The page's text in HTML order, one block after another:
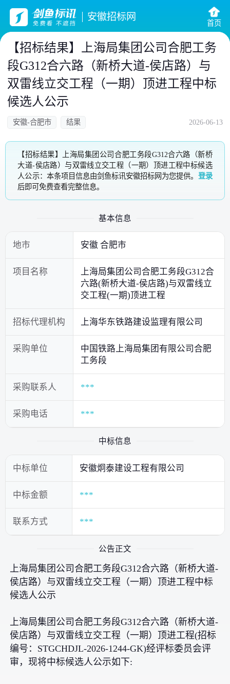
安徽招标网
首页
【招标结果】上海局集团公司合肥工务
段G312合六路（新桥大道-侯店路）与
双雷线立交工程（一期）顶进工程中标
候选人公示
安徽-合肥市 结果 2026-06-13
【招标结果】上海局集团公司合肥工务段G312合六路（新桥
大道-侯店路）与双雷线立交工程（一期）顶进工程中标候选
人公示：本条项目信息由剑鱼标讯安徽招标网为您提供。 登录
后即可免费查看完整信息。
基本信息
地市 安徽 合肥市
项目名称
上海局集团公司合肥工务段G312合
六路(新桥大道-侯店路)与双雷线立
交工程(一期)顶进工程
招标代理机构 上海华东铁路建设监理有限公司
采购单位
中国铁路上海局集团有限公司合肥
工务段
采购联系人 ***
采购电话 ***
中标信息
中标单位 安徽炯泰建设工程有限公司
中标金额 ***
联系方式 ***
公告正文
上海局集团公司合肥工务段G312合六路（新桥大道-
侯店路）与双雷线立交工程（一期）顶进工程中标
候选人公示
上海局集团公司合肥工务段G312合六路（新桥大道-
侯店路）与双雷线立交工程（一期）顶进工程(招标
编号：STGCHDJL-2026-1244-GK)经评标委员会评
审，现将中标候选人公示如下: